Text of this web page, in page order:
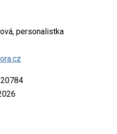
personalistka